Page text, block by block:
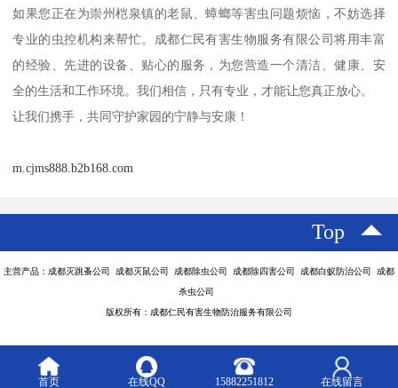
如果您正在为崇州桤泉镇的老鼠、蟑螂等害虫问题烦恼，不妨选择
专业的虫控机构来帮忙。成都仁民有害生物服务有限公司将用丰富
的经验、先进的设备、贴心的服务，为您营造一个清洁、健康、安
全的生活和工作环境。我们相信，只有专业，才能让您真正放心。
让我们携手，共同守护家园的宁静与安康！
m.cjms888.b2b168.com
Top
主营产品：成都灭跳蚤公司 成都灭鼠公司 成都除虫公司 成都除四害公司 成都白蚁防治公司 成都
杀虫公司
版权所有：成都仁民有害生物防治服务有限公司
首页 在线QQ 15882251812 在线留言